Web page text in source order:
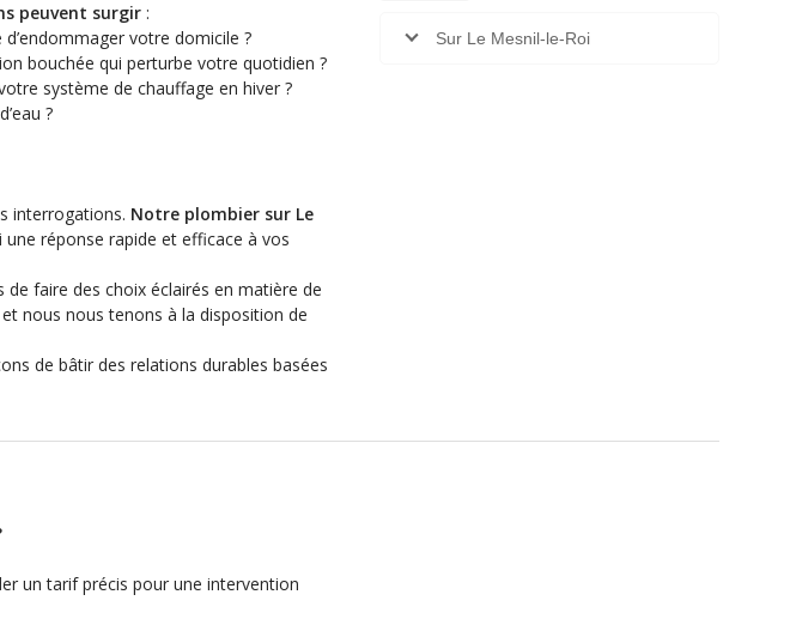
peuvent surgir :
votre domicile ?
bouchée qui perturbe votre quotidien ?
système de chauffage en hiver ?
?
interrogations. Notre plombier sur Le
une réponse rapide et efficace à vos
faire des choix éclairés en matière de
nous nous tenons à la disposition de
de bâtir des relations durables basées
Sur Le Mesnil-le-Roi
un tarif précis pour une intervention